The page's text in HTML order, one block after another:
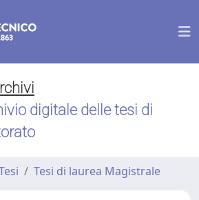
digitale delle tesi di
Tesi di laurea Magistrale